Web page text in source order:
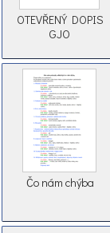
OTEVŘENÝ DOPIS
GJO
Čo nám chýba